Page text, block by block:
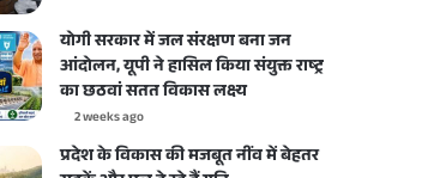
योगी सरकार में जल संरक्षण बना जन
आंदोलन, यूपी ने हासिल किया संयुक्त राष्ट्र
का छठवां सतत विकास लक्ष्य
2 weeks ago
प्रदेश के विकास की मजबूत नींव में बेहतर